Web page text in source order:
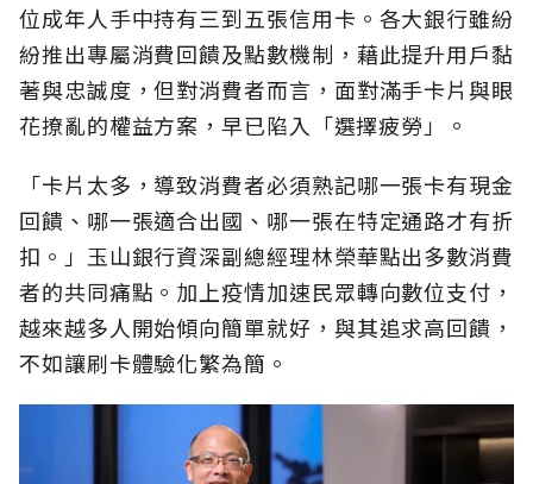
位成年人手中持有三到五張信用卡。各大銀行雖紛
紛推出專屬消費回饋及點數機制，藉此提升用戶黏
著與忠誠度，但對消費者而言，面對滿手卡片與眼
花撩亂的權益方案，早已陷入「選擇疲勞」。
「卡片太多，導致消費者必須熟記哪一張卡有現金
回饋、哪一張適合出國、哪一張在特定通路才有折
扣。」玉山銀行資深副總經理林榮華點出多數消費
者的共同痛點。加上疫情加速民眾轉向數位支付，
越來越多人開始傾向簡單就好，與其追求高回饋，
不如讓刷卡體驗化繁為簡。